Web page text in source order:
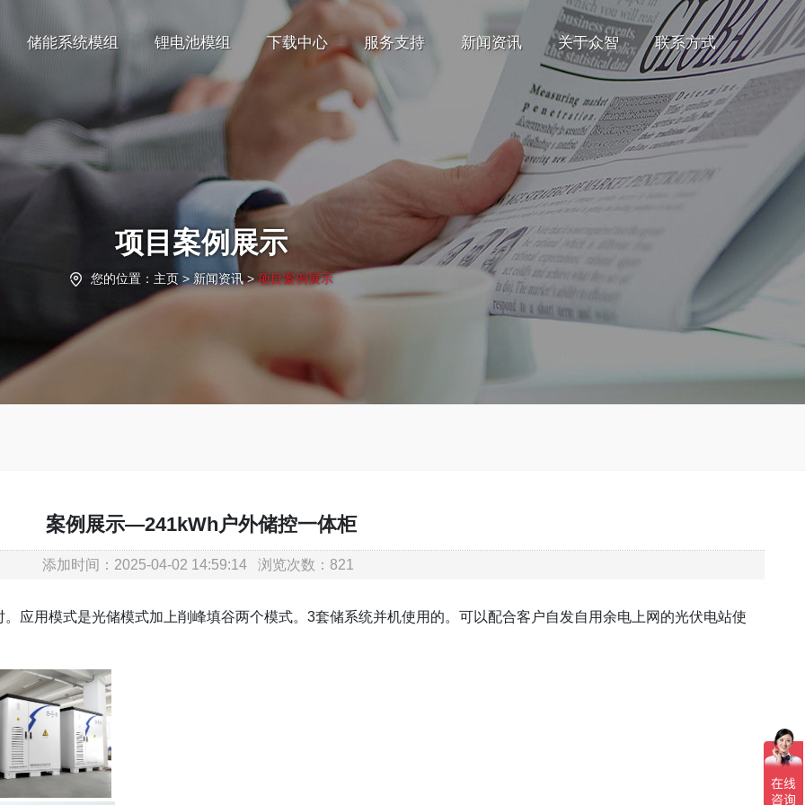
储能系统模组 锂电池模组 下载中心 服务支持 新闻资讯 关于众智 联系方式
项目案例展示
您的位置： 主页 > 新闻资讯 >项目案例展示
案例展示—241kWh户外储控一体柜
添加时间：2025-04-02 14:59:14 浏览次数：821
应用模式是光储模式加上削峰填谷两个模式。3套储系统并机使用的。可以配合客户自发自用余电上网的光伏电站使